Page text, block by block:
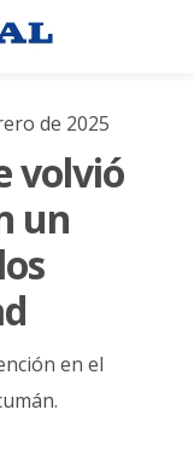
de 2025
volvió
un
en el